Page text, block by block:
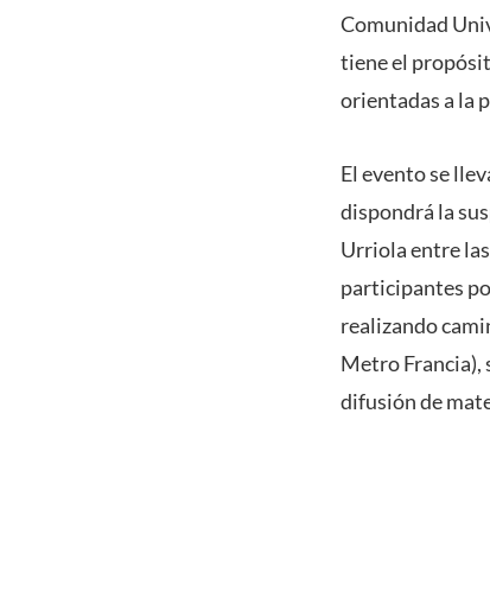
Comunidad
tiene el
orientadas a la
El evento se
dispondrá la
Urriola entre
participantes
realizando
Metro Francia),
difusión de